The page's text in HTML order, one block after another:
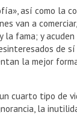
así como la
van a
fama; y acuden
de sí
la mejor
cuarto tipo de
la